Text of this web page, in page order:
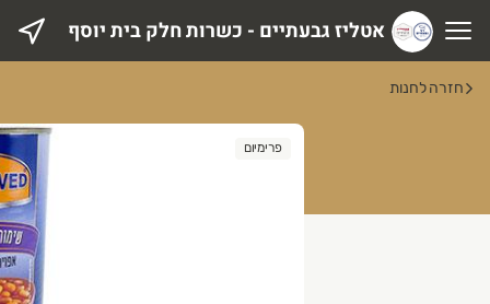
אטליז גבעתיים - כשרות חלק בית יוסף
אטליז גבעתיים - כשרות חלק בית יוסף
חזרה לחנות
פרימיום